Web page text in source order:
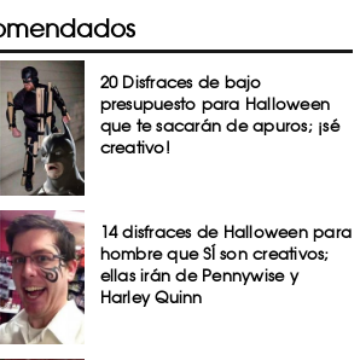
20 Disfraces de bajo
presupuesto para Halloween
que te sacarán de apuros; ¡sé
creativo!
14 disfraces de Halloween para
hombre que SÍ son creativos;
ellas irán de Pennywise y
Harley Quinn